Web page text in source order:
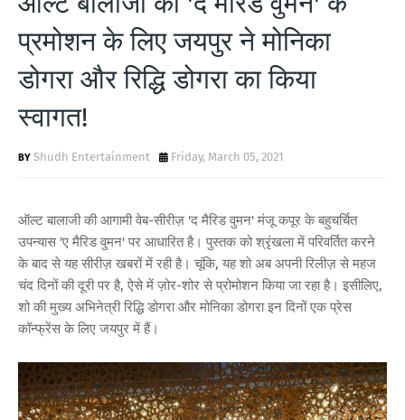
T
S
प्रमोशन के लिए जयपुर ने मोनिका
डोगरा और रिद्धि डोगरा का किया
स्वागत!
Shudh Entertainment Friday, March 05, 2021
ऑल्ट बालाजी की आगामी वेब-सीरीज़ 'द मैरिड वुमन' मंजू कपूर के बहुचर्चित
उपन्यास 'ए मैरिड वुमन' पर आधारित है। पुस्तक को श्रृंखला में परिवर्तित करने
के बाद से यह सीरीज़ खबरों में रही है। चूंकि, यह शो अब अपनी रिलीज़ से महज
चंद दिनों की दूरी पर है, ऐसे में ज़ोर-शोर से प्रोमोशन किया जा रहा है। इसीलिए,
शो की मुख्य अभिनेत्री रिद्धि डोगरा और मोनिका डोगरा इन दिनों एक प्रेस
कॉन्फ्रेंस के लिए जयपुर में हैं।